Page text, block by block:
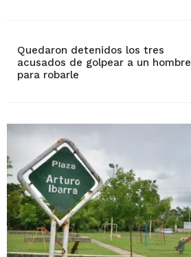
Quedaron detenidos los tres
acusados de golpear a un hombre
para robarle